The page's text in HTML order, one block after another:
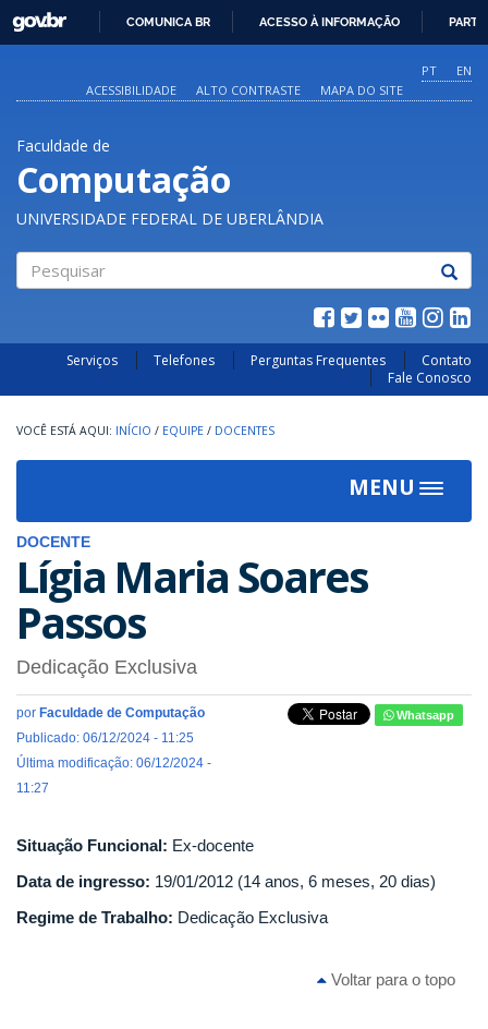
O
CONTEÚDO
GOVBR
COMUNICA BR ACESSO À INFORMAÇÃO
PT
EN
ACESSIBILIDADE
ALTO CONTRASTE MAPA DO SITE
Faculdade de
Computação
UNIVERSIDADE FEDERAL DE UBERLÂNDIA
Serviços Telefones Perguntas Frequentes
Contato
Fale Conosco
INÍCIO / EQUIPE / DOCENTES
MENU
Toggle
DOCENTE
Lígia Maria Soares
Passos
Dedicação Exclusiva
por Faculdade de Computação
Publicado: 06/12/2024 - 11:25
Última modificação: 06/12/2024 -
11:27
Whatsapp
Situação Funcional: Ex-docente
Data de ingresso: 19/01/2012 (14 anos, 6 meses, 20 dias)
Regime de Trabalho: Dedicação Exclusiva
Voltar para o topo